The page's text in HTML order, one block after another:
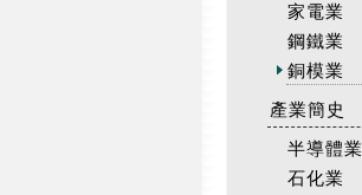
家電業
鋼鐵業
銅模業
產業簡史
半導體業
石化業